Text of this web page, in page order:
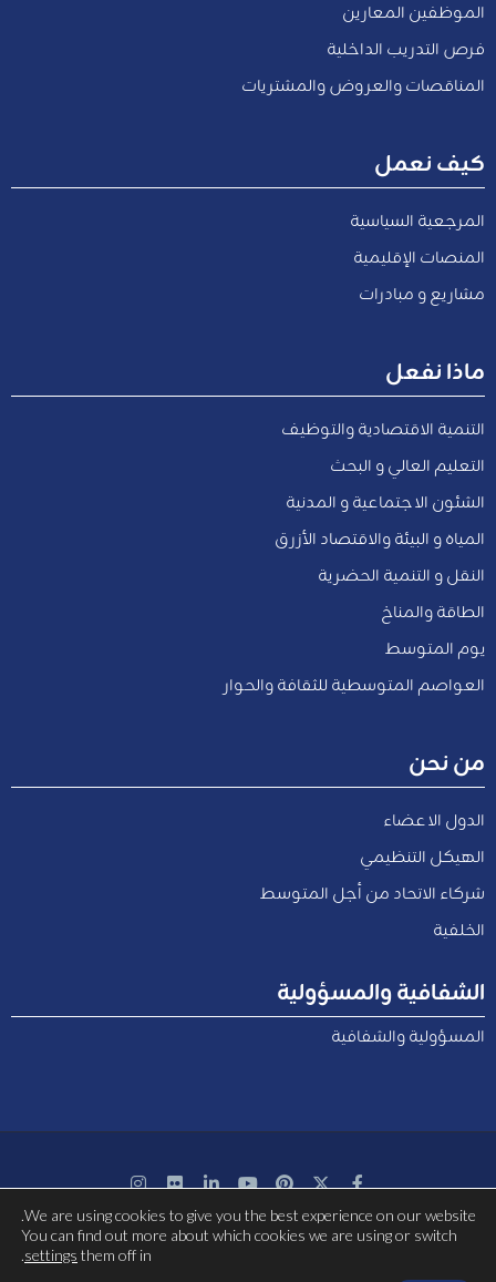
الموظفين المعارين
فرص التدريب الداخلية
المناقصات والعروض والمشتريات
كيف نعمل
المرجعية السياسية
المنصات الإقليمية
مشاريع و مبادرات
ماذا نفعل
التنمية الاقتصادية والتوظيف
التعليم العالي و البحث
الشئون الاجتماعية و المدنية
المياه و البيئة والاقتصاد الأزرق
النقل و التنمية الحضرية
الطاقة والمناخ
يوم المتوسط
العواصم المتوسطية للثقافة والحوار
من نحن
الدول الاعضاء
الهيكل التنظيمي
شركاء الاتحاد من أجل المتوسط
الخلفية
الشفافية والمسؤولية
المسؤولية والشفافية
بتمويل مشترك من الاتحاد الأوروبي
We are using cookies to give you the best experience on our website.
You can find out more about which cookies we are using or switch
them off in
settings
.